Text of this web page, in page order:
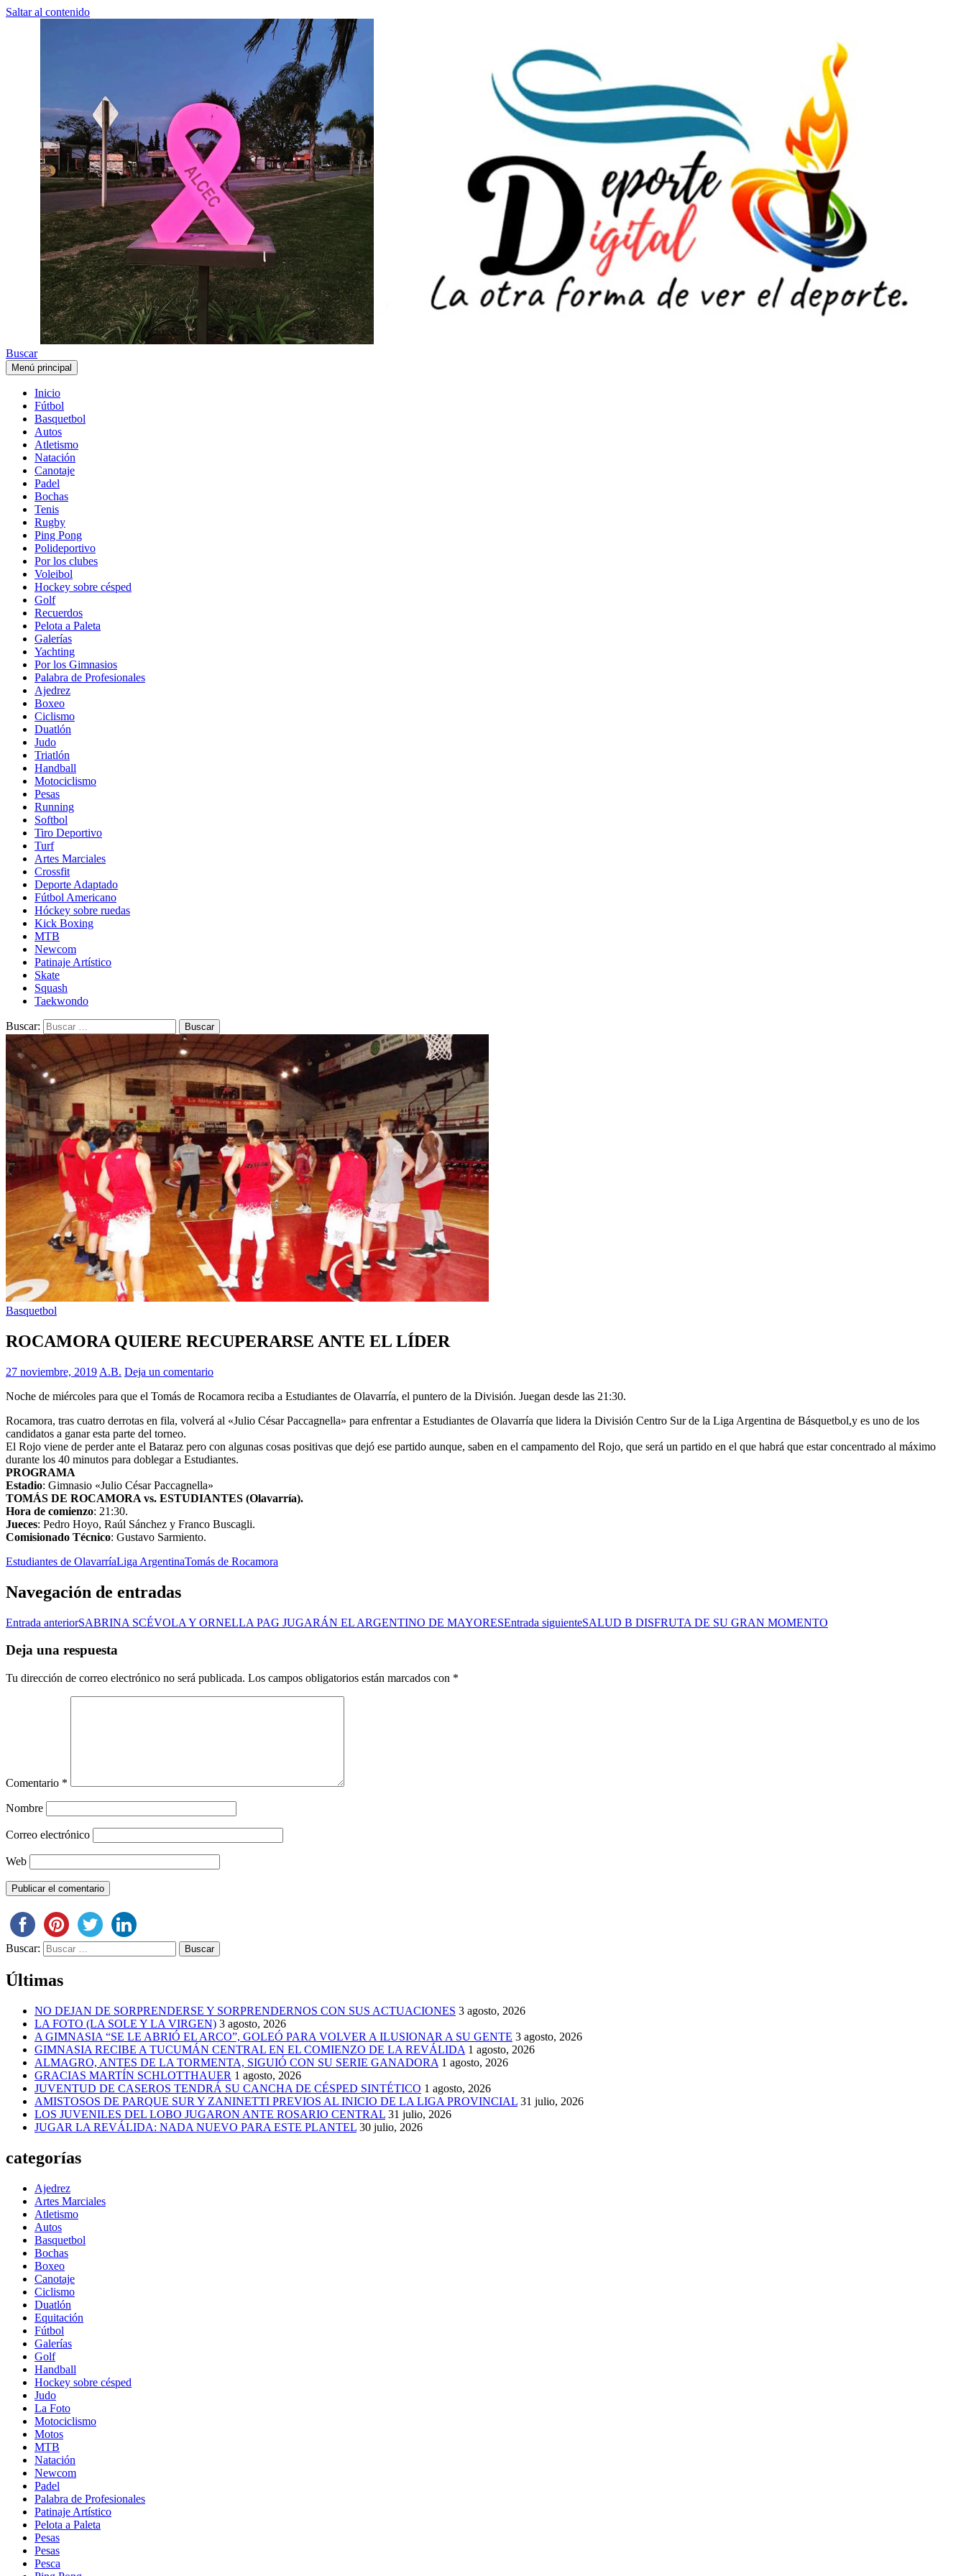
Saltar al contenido
Buscar
Menú principal
Inicio
Fútbol
Basquetbol
Autos
Atletismo
Natación
Canotaje
Padel
Bochas
Tenis
Rugby
Ping Pong
Polideportivo
Por los clubes
Voleibol
Hockey sobre césped
Golf
Recuerdos
Pelota a Paleta
Galerías
Yachting
Por los Gimnasios
Palabra de Profesionales
Ajedrez
Boxeo
Ciclismo
Duatlón
Judo
Triatlón
Handball
Motociclismo
Pesas
Running
Softbol
Tiro Deportivo
Turf
Artes Marciales
Crossfit
Deporte Adaptado
Fútbol Americano
Hóckey sobre ruedas
Kick Boxing
MTB
Newcom
Patinaje Artístico
Skate
Squash
Taekwondo
Buscar:
Basquetbol
ROCAMORA QUIERE RECUPERARSE ANTE EL LÍDER
27 noviembre, 2019 A.B. Deja un comentario
Noche de miércoles para que el Tomás de Rocamora reciba a Estudiantes de Olavarría, el puntero de la División. Juegan desde las 21:30.
Rocamora, tras cuatro derrotas en fila, volverá al «Julio César Paccagnella» para enfrentar a Estudiantes de Olavarría que lidera la División Centro Sur de la Liga Argentina de Básquetbol,y es uno de los
candidatos a ganar esta parte del torneo.
El Rojo viene de perder ante el Bataraz pero con algunas cosas positivas que dejó ese partido aunque, saben en el campamento del Rojo, que será un partido en el que habrá que estar concentrado al máximo
durante los 40 minutos para doblegar a Estudiantes.
PROGRAMA
Estadio: Gimnasio «Julio César Paccagnella»
TOMÁS DE ROCAMORA vs. ESTUDIANTES (Olavarría).
Hora de comienzo: 21:30.
Jueces: Pedro Hoyo, Raúl Sánchez y Franco Buscagli.
Comisionado Técnico: Gustavo Sarmiento.
Estudiantes de OlavarríaLiga ArgentinaTomás de Rocamora
Navegación de entradas
Entrada anteriorSABRINA SCÉVOLA Y ORNELLA PAG JUGARÁN EL ARGENTINO DE MAYORESEntrada siguienteSALUD B DISFRUTA DE SU GRAN MOMENTO
Deja una respuesta
Tu dirección de correo electrónico no será publicada. Los campos obligatorios están marcados con *
Comentario *
Nombre
Correo electrónico
Web
Buscar:
Últimas
NO DEJAN DE SORPRENDERSE Y SORPRENDERNOS CON SUS ACTUACIONES 3 agosto, 2026
LA FOTO (LA SOLE Y LA VIRGEN) 3 agosto, 2026
A GIMNASIA “SE LE ABRIÓ EL ARCO”, GOLEÓ PARA VOLVER A ILUSIONAR A SU GENTE 3 agosto, 2026
GIMNASIA RECIBE A TUCUMÁN CENTRAL EN EL COMIENZO DE LA REVÁLIDA 1 agosto, 2026
ALMAGRO, ANTES DE LA TORMENTA, SIGUIÓ CON SU SERIE GANADORA 1 agosto, 2026
GRACIAS MARTÍN SCHLOTTHAUER 1 agosto, 2026
JUVENTUD DE CASEROS TENDRÁ SU CANCHA DE CÉSPED SINTÉTICO 1 agosto, 2026
AMISTOSOS DE PARQUE SUR Y ZANINETTI PREVIOS AL INICIO DE LA LIGA PROVINCIAL 31 julio, 2026
LOS JUVENILES DEL LOBO JUGARON ANTE ROSARIO CENTRAL 31 julio, 2026
JUGAR LA REVÁLIDA: NADA NUEVO PARA ESTE PLANTEL 30 julio, 2026
categorías
Ajedrez
Artes Marciales
Atletismo
Autos
Basquetbol
Bochas
Boxeo
Canotaje
Ciclismo
Duatlón
Equitación
Fútbol
Galerías
Golf
Handball
Hockey sobre césped
Judo
La Foto
Motociclismo
Motos
MTB
Natación
Newcom
Padel
Palabra de Profesionales
Patinaje Artístico
Pelota a Paleta
Pesas
Pesas
Pesca